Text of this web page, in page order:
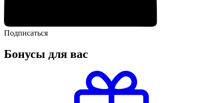
Подписаться
Бонусы для вас